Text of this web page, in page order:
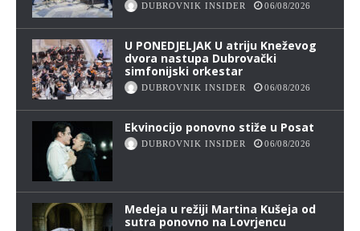
DUBROVNIK INSIDER 06/08/2026
U PONEDJELJAK U atriju Kneževog
dvora nastupa Dubrovački
simfonijski orkestar
DUBROVNIK INSIDER 06/08/2026
Ekvinocijo ponovno stiže u Posat
DUBROVNIK INSIDER 06/08/2026
Medeja u režiji Martina Kušeja od
sutra ponovno na Lovrjencu